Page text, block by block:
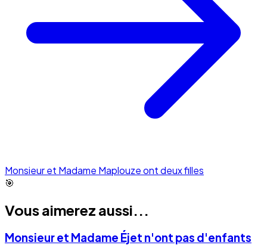
Monsieur et Madame Maplouze ont deux filles
🎯
Vous aimerez aussi...
Monsieur et Madame Éjet n'ont pas d'enfants